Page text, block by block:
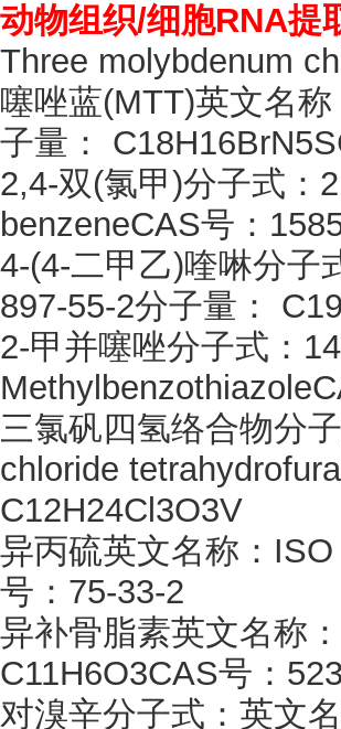
动物组织/细胞RNA提
Three molybdenum
噻唑蓝(MTT)英文名
子量：
2,4-双(氯甲)分子式：
benzeneCAS号：
4-(4-二甲乙)喹啉分子
897-55-2分子量：
2-甲并噻唑分子式：
三氯矾四氢络合物分子
chloride
C12H24Cl3O3V
异丙硫英文名称：
号：75-33-2
异补骨脂素英文名称：
C11H6O3CAS号：
对溴辛分子式：英文名